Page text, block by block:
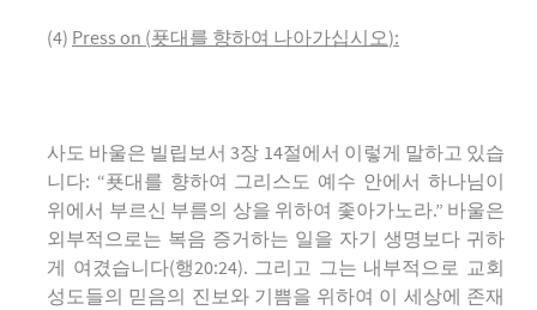
(4) Press on (푯대를 향하여 나아가십시오):
사도 바울은 빌립보서 3장 14절에서 이렇게 말하고 있습
니다: “푯대를 향하여 그리스도 예수 안에서 하나님이
위에서 부르신 부름의 상을 위하여 좇아가노라.” 바울은
외부적으로는 복음 증거하는 일을 자기 생명보다 귀하
게 여겼습니다(행20:24). 그리고 그는 내부적으로 교회
성도들의 믿음의 진보와 기쁨을 위하여 이 세상에 존재